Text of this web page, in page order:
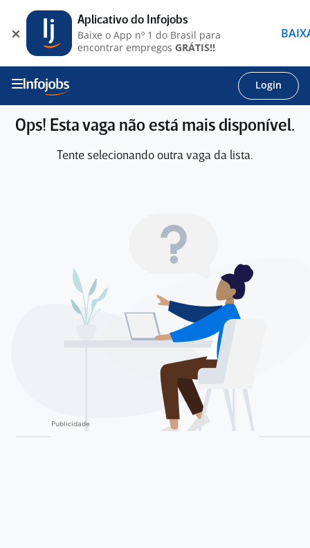
Login
Ops! Esta vaga não está mais disponível.
Tente selecionando outra vaga da lista.
Aplicativo do Infojobs
Baixe o App nº 1 do Brasil para
encontrar empregos GRÁTIS!!